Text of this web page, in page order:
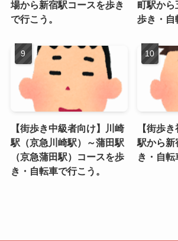
場から新宿駅コースを歩き
で行こう。
町駅から
歩き・自
【街歩き中級者向け】川崎
駅（京急川崎駅）～蒲田駅
（京急蒲田駅）コースを歩
き・自転車で行こう。
【街歩
駅から新
き・自転